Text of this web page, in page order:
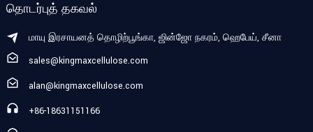
தொடர்புத் தகவல்
மாயு இரசாயனத் தொழிற்பூங்கா, ஜின்ஜோ நகரம், ஹெபேய், சீனா
sales@kingmaxcellulose.com
alan@kingmaxcellulose.com
+86-18631151166